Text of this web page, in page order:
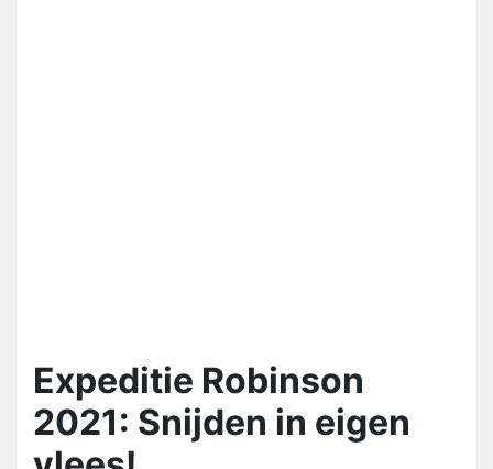
Expeditie Robinson
2021: Snijden in eigen